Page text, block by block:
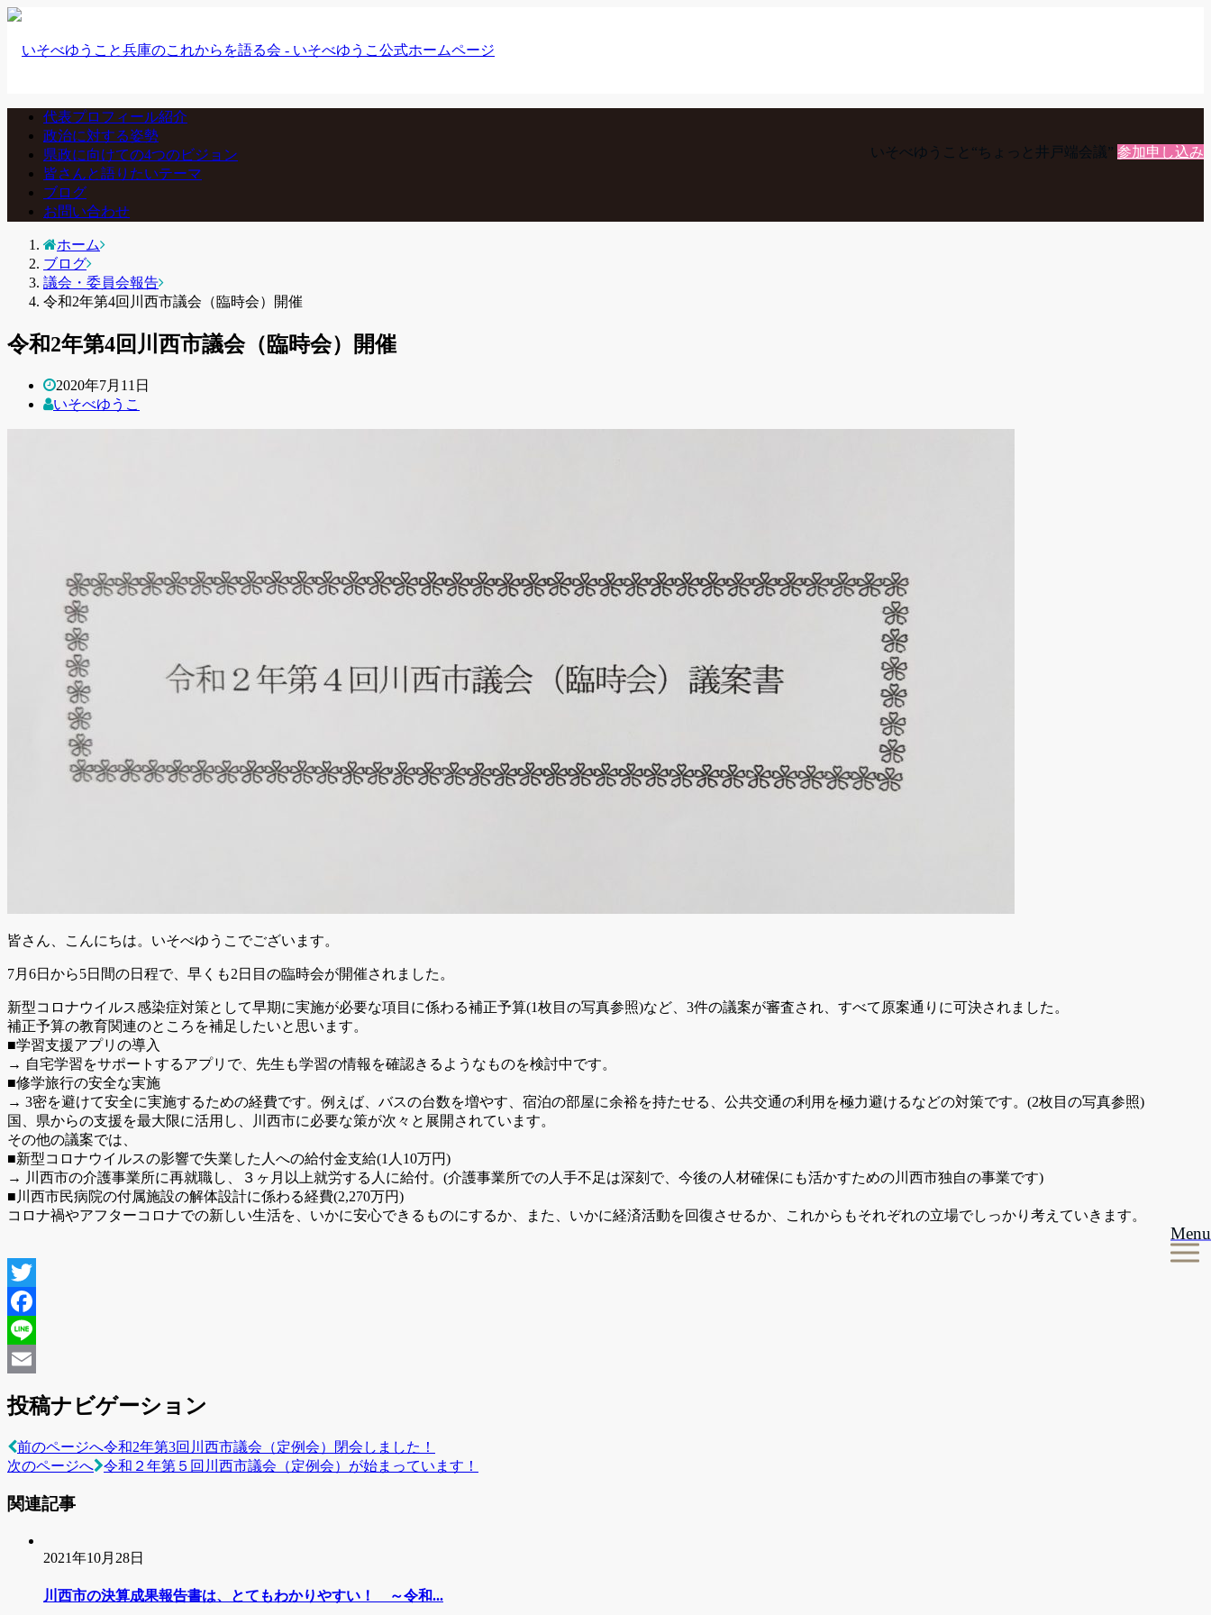
いそべゆうこと“ちょっと井戸端会議” 参加申し込み
Menu
代表プロフィール紹介
政治に対する姿勢
県政に向けての4つのビジョン
皆さんと語りたいテーマ
ブログ
お問い合わせ
ホーム
ブログ
議会・委員会報告
令和2年第4回川西市議会（臨時会）開催
令和2年第4回川西市議会（臨時会）開催
2020年7月11日
いそべゆうこ
皆さん、こんにちは。いそべゆうこでございます。
7月6日から5日間の日程で、早くも2日目の臨時会が開催されました。
新型コロナウイルス感染症対策として早期に実施が必要な項目に係わる補正予算(1枚目の写真参照)など、3件の議案が審査され、すべて原案通りに可決されました。
補正予算の教育関連のところを補足したいと思います。
■学習支援アプリの導入
→ 自宅学習をサポートするアプリで、先生も学習の情報を確認きるようなものを検討中です。
■修学旅行の安全な実施
→ 3密を避けて安全に実施するための経費です。例えば、バスの台数を増やす、宿泊の部屋に余裕を持たせる、公共交通の利用を極力避けるなどの対策です。(2枚目の写真参照)
国、県からの支援を最大限に活用し、川西市に必要な策が次々と展開されています。
その他の議案では、
■新型コロナウイルスの影響で失業した人への給付金支給(1人10万円)
→ 川西市の介護事業所に再就職し、３ヶ月以上就労する人に給付。(介護事業所での人手不足は深刻で、今後の人材確保にも活かすための川西市独自の事業です)
■川西市民病院の付属施設の解体設計に係わる経費(2,270万円)
コロナ禍やアフターコロナでの新しい生活を、いかに安心できるものにするか、また、いかに経済活動を回復させるか、これからもそれぞれの立場でしっかり考えていきます。
投稿ナビゲーション
前のページへ令和2年第3回川西市議会（定例会）閉会しました！
次のページへ
令和２年第５回川西市議会（定例会）が始まっています！
関連記事
2021年10月28日
川西市の決算成果報告書は、とてもわかりやすい！ ～令和...